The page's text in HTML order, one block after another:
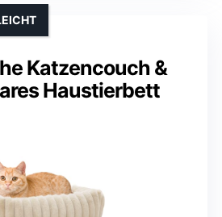
Katzencouch &
Haustierbett